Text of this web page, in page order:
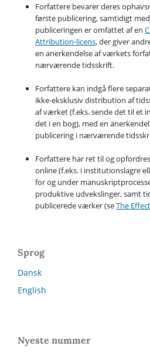
Forfattere bevarer deres
første publicering, samtidigt
publiceringen er omfattet af en
Attribution-licens, der giver
en anerkendelse af værkets
nærværende tidsskrift.
Forfattere kan indgå flere
ikke-eksklusiv distribution af
af værket (f.eks. sende det til et
det i en bog), med en
publicering i nærværende
Forfattere har ret til og
online (f.eks. i institutionslagre
for og under
produktive udvekslinger, samt
publicerede værker (seThe
Sprog
Dansk
English
Nyeste nummer